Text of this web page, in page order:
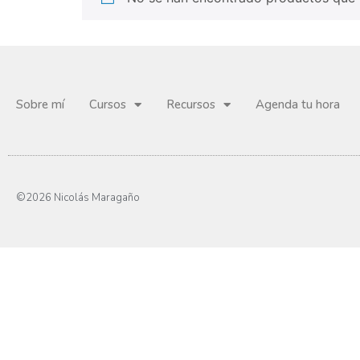
Sobre mí Cursos Recursos Agenda tu hora
©2026 Nicolás Maragaño